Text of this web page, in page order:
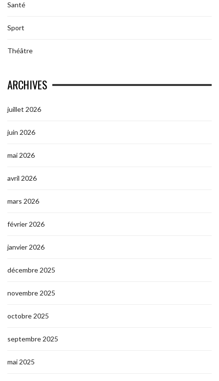
Santé
Sport
Théâtre
ARCHIVES
juillet 2026
juin 2026
mai 2026
avril 2026
mars 2026
février 2026
janvier 2026
décembre 2025
novembre 2025
octobre 2025
septembre 2025
mai 2025